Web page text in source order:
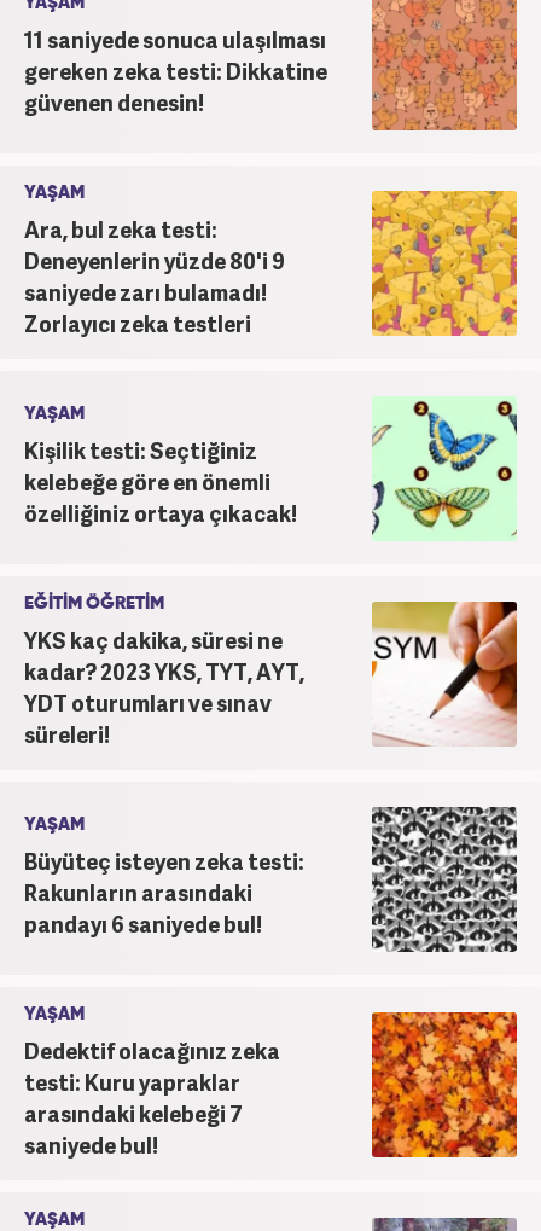
11 saniyede sonuca ulaşılması
gereken zeka testi: Dikkatine
güvenen denesin!
YAŞAM
Ara, bul zeka testi:
Deneyenlerin yüzde 80'i 9
saniyede zarı bulamadı!
Zorlayıcı zeka testleri
YAŞAM
Kişilik testi: Seçtiğiniz
kelebeğe göre en önemli
özelliğiniz ortaya çıkacak!
EĞİTİM ÖĞRETİM
YKS kaç dakika, süresi ne
kadar? 2023 YKS, TYT, AYT,
YDT oturumları ve sınav
süreleri!
YAŞAM
Büyüteç isteyen zeka testi:
Rakunların arasındaki
pandayı 6 saniyede bul!
YAŞAM
Dedektif olacağınız zeka
testi: Kuru yapraklar
arasındaki kelebeği 7
saniyede bul!
YAŞAM